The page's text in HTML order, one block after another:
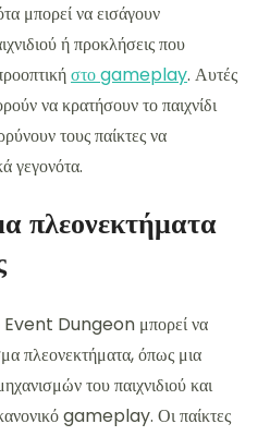
μπορεί να εισάγουν
ή προκλήσεις που
στο gameplay. Αυτές
να κρατήσουν το παιχνίδι
τους παίκτες να
γεγονότα.
πλεονεκτήματα
Event Dungeon μπορεί να
πλεονεκτήματα, όπως μια
του παιχνιδιού και
gameplay. Οι παίκτες